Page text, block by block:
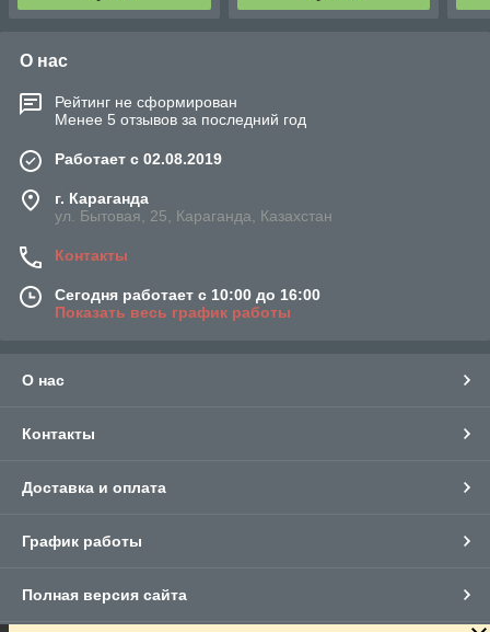
О нас
Рейтинг не сформирован
Менее 5 отзывов за последний год
Работает с 02.08.2019
г. Караганда
ул. Бытовая, 25, Караганда, Казахстан
Контакты
Сегодня работает с 10:00 до 16:00
Показать весь график работы
О нас
Контакты
Доставка и оплата
График работы
Полная версия сайта